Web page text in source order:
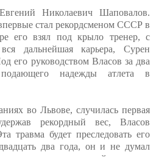
Николаевич Шаповалов.
стал рекордсменом СССР в
его взял под крыло тренер, с
дальнейшая карьера, Сурен
его руководством Власов за два
надежды атлета в
во Львове, случилась первая
рекордный вес, Власов
травма будет преследовать его
два года, он и не думал